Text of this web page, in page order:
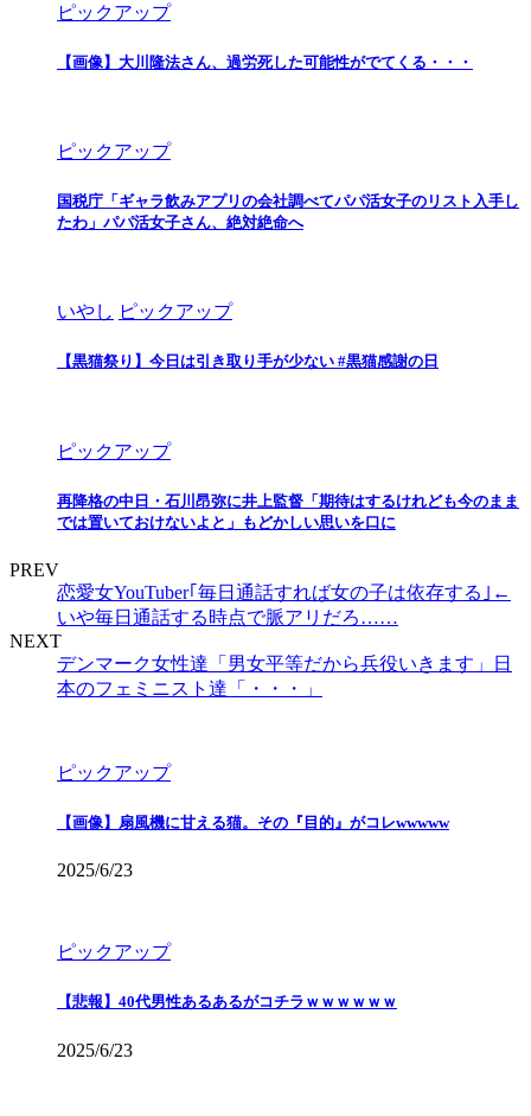
ピックアップ
【画像】大川隆法さん、過労死した可能性がでてくる・・・
ピックアップ
国税庁「ギャラ飲みアプリの会社調べてパパ活女子のリスト入手し
たわ」パパ活女子さん、絶対絶命へ
いやし ピックアップ
【黒猫祭り】今日は引き取り手が少ない #黒猫感謝の日
ピックアップ
再降格の中日・石川昂弥に井上監督「期待はするけれども今のまま
では置いておけないよと」もどかしい思いを口に
PREV
恋愛女YouTuber｢毎日通話すれば女の子は依存する｣←
いや毎日通話する時点で脈アリだろ……
NEXT
デンマーク女性達「男女平等だから兵役いきます」日
本のフェミニスト達「・・・」
ピックアップ
【画像】扇風機に甘える猫。その『目的』がコレwwwww
2025/6/23
ピックアップ
【悲報】40代男性あるあるがコチラｗｗｗｗｗｗ
2025/6/23